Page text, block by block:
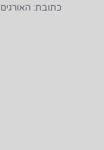
כתובת: האורגים 2, אשדוד ישראל